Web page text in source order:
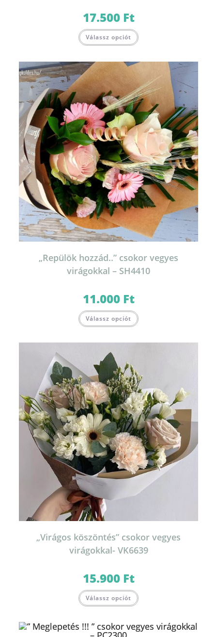
17.500 Ft
Válassz opciót
„Repülök hozzád..” csokor vegyes
virágokkal – SH4410
11.000 Ft
Válassz opciót
„Virágos köszöntés” csokor vegyes
virágokkal- VK6639
15.900 Ft
Válassz opciót